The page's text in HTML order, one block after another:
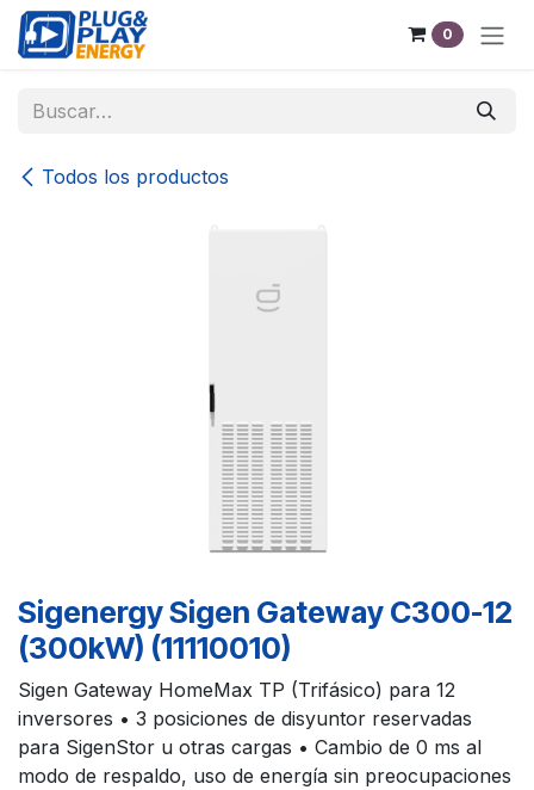
Ir al contenido
0
Todos los productos
Sigenergy Sigen Gateway C300-12
(300kW) (11110010)
Sigen Gateway HomeMax TP (Trifásico) para 12
inversores • 3 posiciones de disyuntor reservadas
para SigenStor u otras cargas • Cambio de 0 ms al
modo de respaldo, uso de energía sin preocupaciones